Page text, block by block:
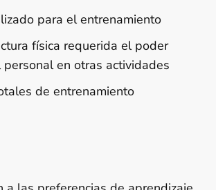
para el entrenamiento
física requerida el poder
en otras actividades
de entrenamiento